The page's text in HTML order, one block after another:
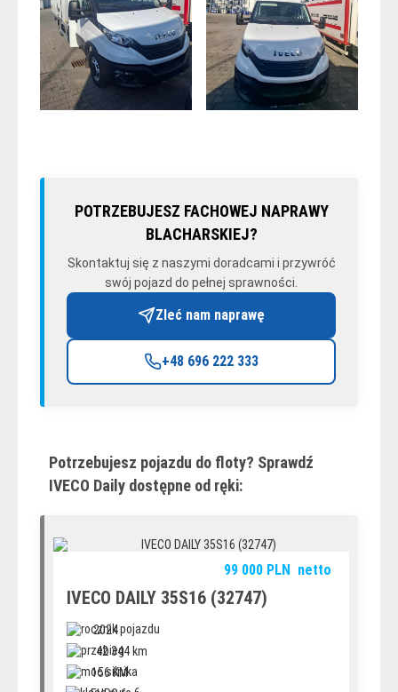
POTRZEBUJESZ FACHOWEJ NAPRAWY
BLACHARSKIEJ?
Skontaktuj się z naszymi doradcami i przywróć
swój pojazd do pełnej sprawności.
Zleć nam naprawę
+48 696 222 333
Potrzebujesz pojazdu do floty? Sprawdź
IVECO Daily dostępne od ręki:
99 000 PLN netto
IVECO DAILY 35S16 (32747)
2024
42 344 km
156 KM